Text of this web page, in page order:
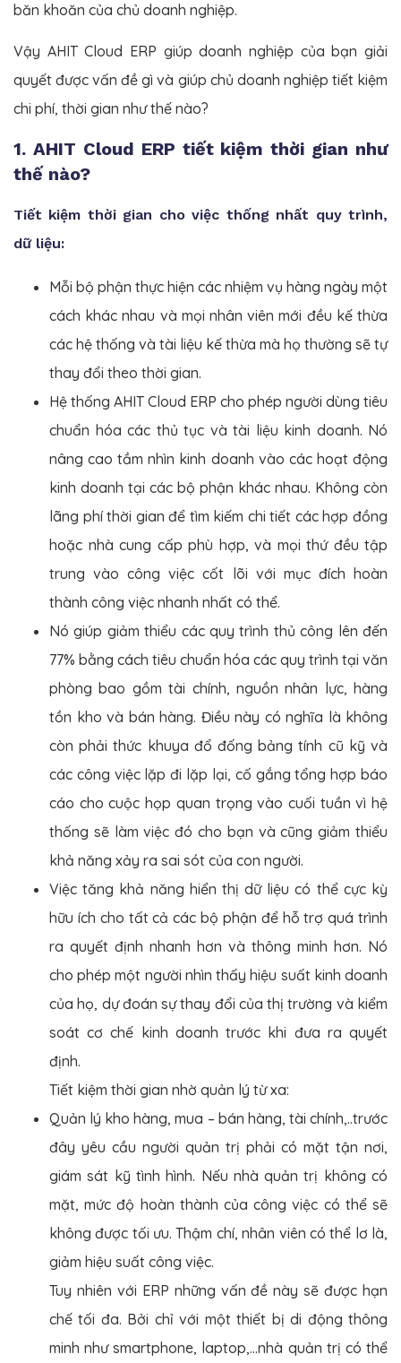
băn khoăn của chủ doanh nghiệp.
Vậy AHIT Cloud ERP giúp doanh nghiệp của bạn giải
quyết được vấn đề gì và giúp chủ doanh nghiệp tiết kiệm
chi phí, thời gian như thế nào?
1. AHIT Cloud ERP tiết kiệm thời gian như
thế nào?
Tiết kiệm thời gian cho việc thống nhất quy trình,
dữ liệu:
Mỗi bộ phận thực hiện các nhiệm vụ hàng ngày một
cách khác nhau và mọi nhân viên mới đều kế thừa
các hệ thống và tài liệu kế thừa mà họ thường sẽ tự
thay đổi theo thời gian.
Hệ thống AHIT Cloud ERP cho phép người dùng tiêu
chuẩn hóa các thủ tục và tài liệu kinh doanh. Nó
nâng cao tầm nhìn kinh doanh vào các hoạt động
kinh doanh tại các bộ phận khác nhau. Không còn
lãng phí thời gian để tìm kiếm chi tiết các hợp đồng
hoặc nhà cung cấp phù hợp, và mọi thứ đều tập
trung vào công việc cốt lõi với mục đích hoàn
thành công việc nhanh nhất có thể.
Nó giúp giảm thiểu các quy trình thủ công lên đến
77% bằng cách tiêu chuẩn hóa các quy trình tại văn
phòng bao gồm tài chính, nguồn nhân lực, hàng
tồn kho và bán hàng. Điều này có nghĩa là không
còn phải thức khuya đổ đống bảng tính cũ kỹ và
các công việc lặp đi lặp lại, cố gắng tổng hợp báo
cáo cho cuộc họp quan trọng vào cuối tuần vì hệ
thống sẽ làm việc đó cho bạn và cũng giảm thiểu
khả năng xảy ra sai sót của con người.
Việc tăng khả năng hiển thị dữ liệu có thể cực kỳ
hữu ích cho tất cả các bộ phận để hỗ trợ quá trình
ra quyết định nhanh hơn và thông minh hơn. Nó
cho phép một người nhìn thấy hiệu suất kinh doanh
của họ, dự đoán sự thay đổi của thị trường và kiểm
soát cơ chế kinh doanh trước khi đưa ra quyết
định.
Tiết kiệm thời gian nhờ quản lý từ xa:
Quản lý kho hàng, mua – bán hàng, tài chính,..trước
đây yêu cầu người quản trị phải có mặt tận nơi,
giám sát kỹ tình hình. Nếu nhà quản trị không có
mặt, mức độ hoàn thành của công việc có thể sẽ
không được tối ưu. Thậm chí, nhân viên có thể lơ là,
giảm hiệu suất công việc.
Tuy nhiên với ERP những vấn đề này sẽ được hạn
chế tối đa. Bởi chỉ với một thiết bị di động thông
minh như smartphone, laptop,…nhà quản trị có thể